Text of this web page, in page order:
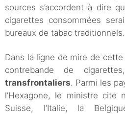
sources s’accordent à dire
cigarettes consommées
bureaux de tabac traditionnels.
Dans la ligne de mire de
contrebande de
transfrontaliers. Parmi les
l’Hexagone, le ministre cite
Suisse, l’Italie, la